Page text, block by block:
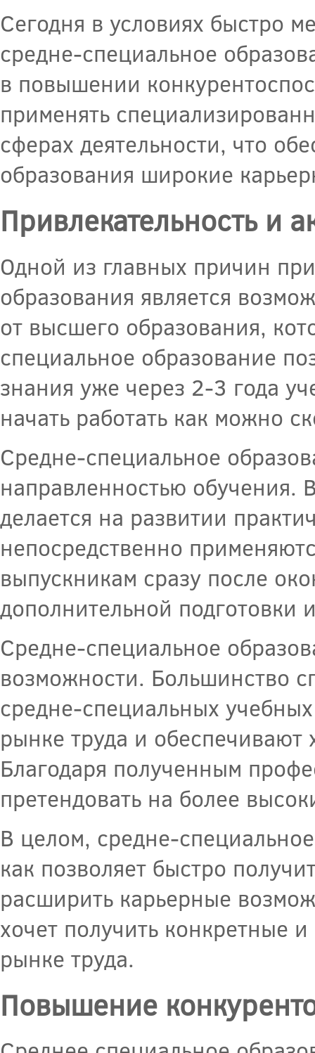
Сегодня в условиях быстро
средне-специальное
в повышении
применять
сферах деятельности, что
образования широкие
Привлекательность и
Одной из главных причин
образования является
от высшего образования,
специальное образование
знания уже через 2-3 года
начать работать как можно
Средне-специальное
направленностью обучения.
делается на развитии
непосредственно
выпускникам сразу после
дополнительной подготовки
Средне-специальное
возможности. Большинство
средне-специальных
рынке труда и
Благодаря полученным
претендовать на более
В целом, средне-
как позволяет быстро
расширить карьерные
хочет получить конкретные
рынке труда.
Повышение